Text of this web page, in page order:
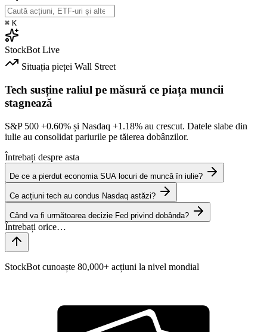
⌘ K
StockBot Live
Situația pieței Wall Street
Tech susține raliul pe măsură ce piața muncii
stagnează
S&P 500 +0.60% și Nasdaq +1.18% au crescut. Datele slabe din
iulie au consolidat pariurile pe tăierea dobânzilor.
Întrebați despre asta
De ce a pierdut economia SUA locuri de muncă în iulie?
Ce acțiuni tech au condus Nasdaq astăzi?
Când va fi următoarea decizie Fed privind dobânda?
StockBot cunoaște 80,000+ acțiuni la nivel mondial